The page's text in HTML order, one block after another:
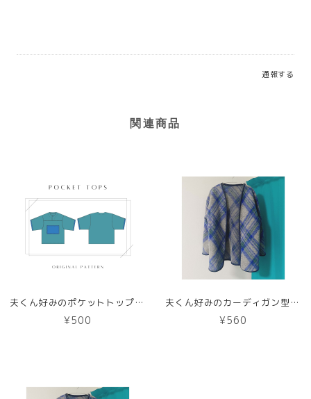
通報する
関連商品
夫くん好みのポケットトップス【DL版／レシピ付き】商用利用可能
¥500
夫くん好みのカーディガン型紙【紙版】
¥560